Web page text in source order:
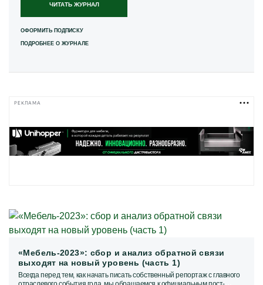
«Мебель-2023»: сбор и анализ обратной связи
выходят на новый уровень (часть 1)
Всегда перед тем, как начать писать собственный репортаж с главного
ЧИТАТЬ ЖУРНАЛ
ОФОРМИТЬ ПОДПИСКУ
ПОДРОБНЕЕ О ЖУРНАЛЕ
РЕКЛАМА